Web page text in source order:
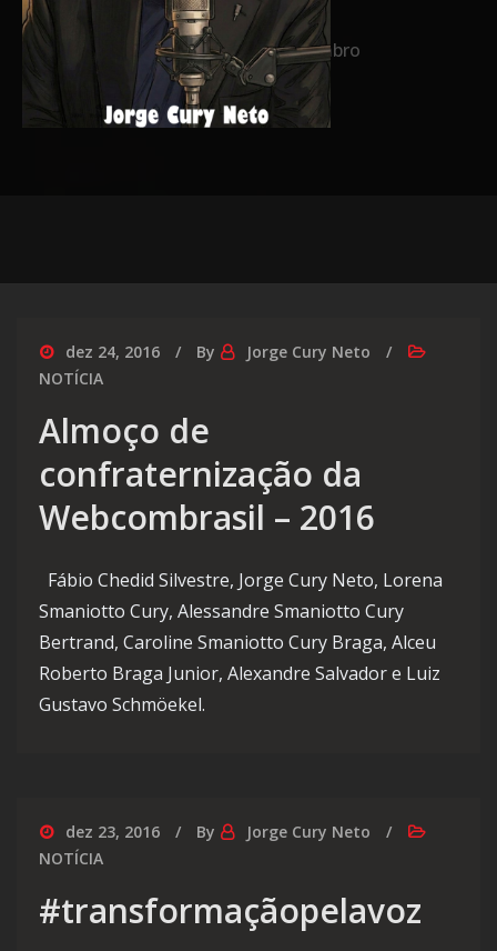
Home 2016 dezembro
dez 24, 2016 By
Jorge Cury Neto
NOTÍCIA
Almoço de
confraternização da
Webcombrasil – 2016
Fábio Chedid Silvestre, Jorge Cury Neto, Lorena
Smaniotto Cury, Alessandre Smaniotto Cury
Bertrand, Caroline Smaniotto Cury Braga, Alceu
Roberto Braga Junior, Alexandre Salvador e Luiz
Gustavo Schmöekel.
dez 23, 2016 By
Jorge Cury Neto
NOTÍCIA
#transformaçãopelavoz